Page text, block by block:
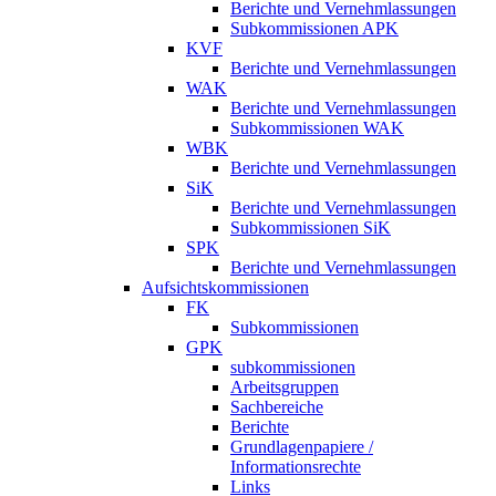
Berichte und Vernehmlassungen
Subkommissionen APK
KVF
Berichte und Vernehmlassungen
WAK
Berichte und Vernehmlassungen
Subkommissionen WAK
WBK
Berichte und Vernehmlassungen
SiK
Berichte und Vernehmlassungen
Subkommissionen SiK
SPK
Berichte und Vernehmlassungen
Aufsichtskommissionen
FK
Subkommissionen
GPK
subkommissionen
Arbeitsgruppen
Sachbereiche
Berichte
Grundlagenpapiere /
Informationsrechte
Links